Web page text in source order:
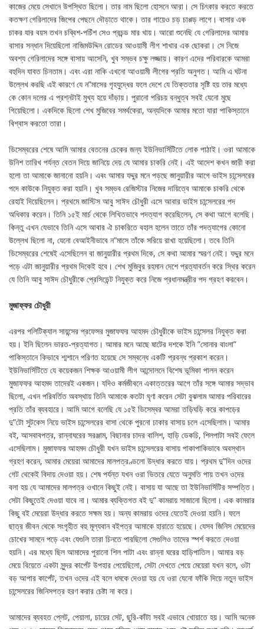
কাজের মেয়ে সেখানে উপস্থিত ছিলো। তার নাম ছিলো হোসনে আরা। সে চিৎকার করতে করতে
কতক্ষণ গেরিলাদের জিপের পেছনে দৌড়াতে থাকে। তার গায়েও চড় চাপ্পড় লাগে। বাসার এক
চাকর যার বয়স তখন চব্বিশ-পচিঁশ সেও প্রচন্ড মার খায়। আরো শুনেছি যে গেরিলাদের আমার
বাসার সন্ধান দিয়েছিলো নাজিমউদ্দিন রোডের আওয়ামী লীগ শাখার এক ছোকরা। সে নিজে
অবশ্য গেরিলাদের সঙ্গে বাসায় আসেনি, খুব সম্ভব চক্ষু লজ্জায়। কারণ এদের পরিবারকে আমরা
বহুদিন যাবত চিনতাম। এবং এরা নাকি এখনো আওয়ামী লীগের প্রতি অনুগত। আমি এ ঘটনা
উল্লেখ করছি এই কারণে যে ন”মাসের গৃহযুদ্ধের ফলে দেশে যে তিক্ততার সৃষ্টি হয় তার মধ্যে
কে কোন দলের এ প্রশ্নটাই মুখ্য হয়ে দাঁড়ায়। পুরানো পরিচয় বন্ধুত্ব সবই যেনো মুছে
গিয়েছিলো। একদিকে ছিলো শেখ মুজিবের সমর্থকেরা, অন্যদিকে আমার মতো যারা পাকিস্তানে
বিশ্বাস করতো তারা।
ডিসেম্বরের শেষে আমি আমার বেতনের চেকের জন্য ইউনিভার্সিটিতে লোক পাঠাই। ওরা আমাকে
উনিশ তারিখ পর্যন্ত বেতন দিয়ে জানিয়ে দেয় যে আমার চাকরি নেই। এই আদেশ কখন জারী করা
হলো তা আমাকে জানানো হয়নি। এবং আমার যদ্দুর মনে পড়ছে জানুয়ারীর আগে ভাইস চান্সেলরের
পদে কাউকে নিযুক্ত করা হয়নি। খুব সম্ভব রেজিস্টার নিজের দায়িত্বে আমাকে চাকরি থেকে
রেহাই দিয়েছিলেন। প্রথমে জাস্টিস আবু সাঈদ চৌধুরী এসে আবার ভাইস চান্সেলরের পদ
অধিকার করেন। তিনি ১৫ই মার্চ থেকে লিখিতভাবে পদত্যাগ করেছিলেন, সে কথা আগে বলেছি।
কিন্তু এখন যেভাবে তিনি এসে আবার ঐ চাকরিতে বহাল হলেন তাতে তাঁর পদত্যাগের কোনো
উল্লেখ ছিলো না, যেনো বেআইনীভাবে ন”মাসে তাঁকে সরিয়ে রাখা হয়েছিলো। তবে তিনি
ডিসেম্বরের শেষেই এসেছিলেন বা জানুয়ারীর প্রথম দিকে, সে কথা আমার স্মরণ নেই। যদ্দুর মনে
পড়ে এটা জানুয়ারীর প্রথম দিকেই হবে। শেখ মুজিবুর রহমান দেশে প্রত্যাবর্তন করে স্থির করেন
যে তিনি আবু সাঈদ চৌধুরীকে প্রেসিডেন্ট নিযুক্ত করে নিজে প্রধানমন্ত্রীর পদ গ্রহণ করবেন।
মুজাফ্ফর চৌধুরী
এরপর পলিটিক্যাল সায়ন্সের প্রফেসর মুজাফফর আহমদ চৌধুরীকে ভাইস চান্সেলর নিযুক্ত করা
হয়। ইনি ছিলেন ভারত-প্রত্যাগত। আমার মনে আছে ষাটের দশকে ইনি ”সোনার বাংলা”
পাকিস্তানে কিভাবে শ্মশানে পরিণত হয়েছে সে সম্বন্ধে একটি প্রবন্ধ প্রকাশ করেন।
ইউনিভার্সিটিতে যে কয়েকজন শিক্ষক আওয়ামী লীগ আন্দোলনে বিশেষ ভূমিকা পালন করেন
মুজাফফর আহমদ তাদেরই একজন। যদিও কর্মজীবনে একাত্তরের আগে তাঁর সঙ্গে আমার সদ্ভাব
ছিলো, এখন পরিবর্তিত অবস্থায় তিনি আমাকে কতটা ঘৃণা করেন সেটা বুঝলাম আমার পরিবারের
প্রতি তাঁর ব্যবহারে। আমি আগে বলেছি যে ১৫ই ডিসেম্বর আমরা তড়িঘড়ি করে কাপড়ের
দু”টো সুটকেস নিয়ে ভাইস চান্সেলরের বাসা থেকে পুরনো ঢাকার বাসায় চলে এসেছিলাম। আমার
বই, আসবাবপত্র, রান্নাঘরের সরঞ্জাম, বিছানার চাদর বালিশ, হাড়ি ডেকচি, শিলপাটা সবই ফেলে
এসেছিলাম। মুজাফফর আহমদ চৌধুরী যখন ভাইস চান্সেলরের বাসায় পাকাপাকিভাবে অবস্থান
গ্রহণ করেন, আমার মেয়েরা আমাদের মালপত্রণ্ডলো উদ্ধার করতে যায়। প্রথম দু”দিন ওদের
গেট থেকেই বিদায় দেওয়া হয়। শেষ পর্যন্ত যখন ওরা ভিতরে যেতে অনুমতি পায় তখন ওদের
বলা হয় যে আমাদের মালপত্র ওখানে কিছুই নেই। বাসায় যা আছে তা ইউনিভার্সিটির সম্পত্তি।
সেটা কিছুতেই দেওয়া যাবে না। আমার ব্যক্তিগত বই দু” কামরায় সাজানো ছিলো। এক কামরার
কিছু বই মেয়েরা উদ্ধার করতে সক্ষম হয়। অন্য কামরায় ওদের যেতেই দেওয়া হয়নি। ফলে
ছাত্র জীবন থেকে সংগৃহীত বহু মূল্যবান বইপত্র আমাকে হারাতে হয়েছে। যেসব জিনিস মেয়েদের
চোখের সামনে পড়ে এবং যেগুলি তারা চিনতে পারছিলো সেগুলিও তাদের স্পর্শ করতে দেওয়া
হয়নি। এর মধ্যে ছিল আমাদের পুরানো শিল পাটা এবং রান্না ঘরের হাড়িপাতিল। আমার বড়
মেয়ে বিয়েতে একটা সুন্দর কার্পেট উপহার পেয়েছিলো, সেটা দেখতে পেয়ে মেয়েরা যখন বলে, ওটা
বড় আপার কার্পেট, তখন ওদের এই বলে ধমকে দেওয়া হয় যে ওরা যেনো ফাঁকি দিয়ে নতুন ভাইস
চান্সেলরের জিনিসপত্র হরণ করার চেষ্টা না করে।
আমাদের ব্যবহত প্লেট, পেয়ালা, চায়ের সেট, ছুরি-কাঁটা সবই এভাবে খোয়াতে হয়। আমি অনেক